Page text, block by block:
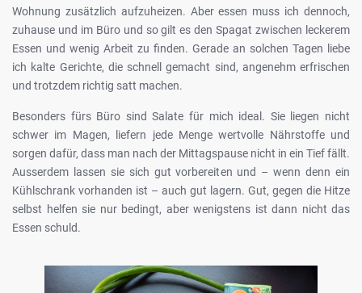
Wohnung zusätzlich aufzuheizen. Aber essen muss ich dennoch,
zuhause und im Büro und so gilt es den Spagat zwischen leckerem
Essen und wenig Arbeit zu finden. Gerade an solchen Tagen liebe
ich kalte Gerichte, die schnell gemacht sind, angenehm erfrischen
und trotzdem richtig satt machen.
Besonders fürs Büro sind Salate für mich ideal. Sie liegen nicht
schwer im Magen, liefern jede Menge wertvolle Nährstoffe und
sorgen dafür, dass man nach der Mittagspause nicht in ein Tief fällt.
Ausserdem lassen sie sich gut vorbereiten und – wenn denn ein
Kühlschrank vorhanden ist – auch gut lagern. Gut, gegen die Hitze
selbst helfen sie nur bedingt, aber wenigstens ist dann nicht das
Essen schuld.